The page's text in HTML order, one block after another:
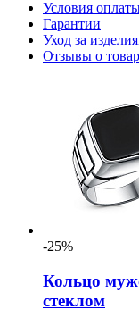
Условия
Гарантии
Уход за
Отзывы о
-25%
Кольцо
стеклом